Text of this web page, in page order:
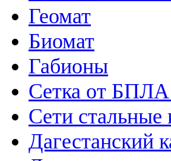
Геомат
Биомат
Габионы
Сетка от БПЛА
Сети стальные
Дагестанский